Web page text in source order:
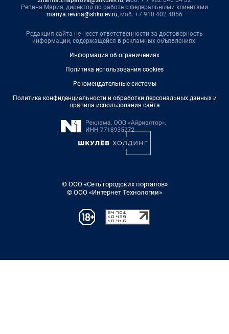
Ревина Мария, директор по работе с федеральными клиентами
mariya.revina@shkulev.ru, моб. +7 910 402 4056
Редакция сайта не несет ответственности за достоверность
информации, содержащейся в рекламных объявлениях.
Информация об ограничениях
Политика использования cookies
Рекомендательные системы
Политика конфиденциальности и обработки персональных данных и
правила использования сайта
© ООО «Сеть городских порталов»
© ООО «Интернет Технологии»